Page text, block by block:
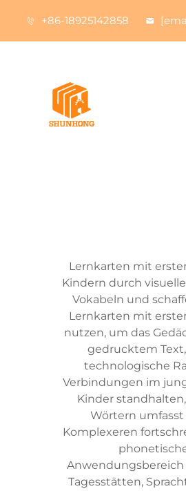
+86-18925142858
Lernkarten mit
Kindern durch
Vokabeln und
Lernkarten mit
nutzen, um das
gedrucktem
technologische
Verbindungen im
Kinder
Wörtern umfasst
Komplexeren
Tagesstätten,